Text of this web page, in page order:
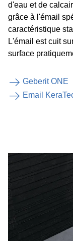
d'eau et de
grâce à l'émail
caractéristique
L'émail est cuit
surface
Geberit ONE
Email